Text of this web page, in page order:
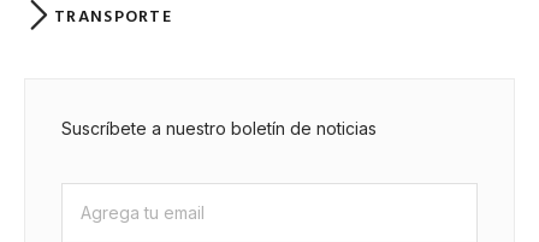
TRANSPORTE
Suscríbete a nuestro boletín de noticias